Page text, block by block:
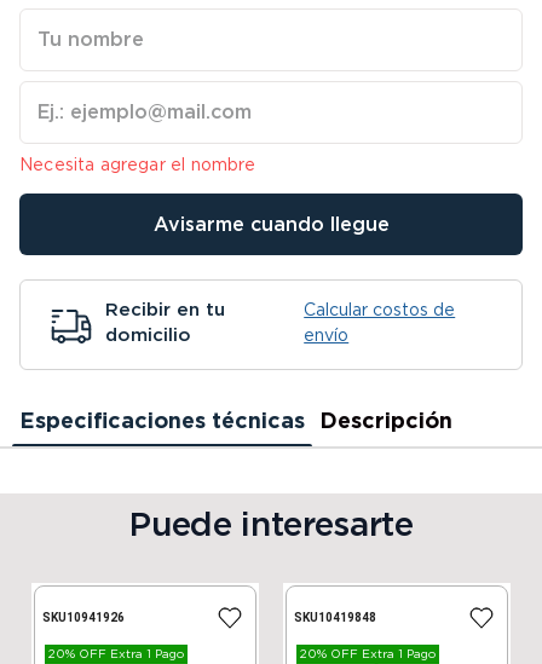
Necesita agregar el nombre
Avisarme cuando llegue
Recibir en tu
domicilio
Calcular costos de
envío
Especificaciones técnicas Descripción
Puede interesarte
SKU10941926
20% OFF Extra 1 Pago
SKU10419848
20% OFF Extra 1 Pago